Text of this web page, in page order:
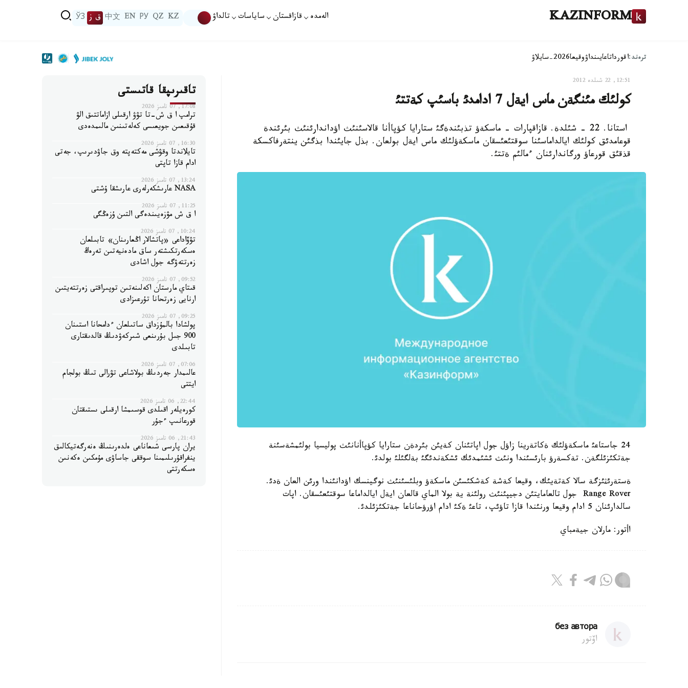
KAZINFORM الەمدە قازاقستان ساياسات تالداۋ KZ
QZ
РУ
EN
中文 ق ز ЎЗ
ترەند:اقورداتاعايىنداۋوقيعا2026-سايلاۋ
12:51, 22 شىلدە 2012
كولئك مئنگةن ماس ايةل 7 ادامدئ باسئپ كةتتئ
استانا. 22 - شئلدة. قازاقپارات - ماسكةؤ تذبئندةگئ ستارايا كؤپاأنا قالاسئنئث اؤداندارئنئث بئرئندة
قوعامدئق كولئك ايالداماسئنا سوقتئعئسقان ماسكةؤلئك ماس ايةل بولعان. بذل جايئندا بذگئن ينتةرفاكسكة
قذقئق قورعاؤ ورگاندارئنان ءمالئم ةتتئ.
24 جاستاعئ ماسكةؤلئك ةكاتةرينا زاؤل جول اپاتئنان كةيئن بئردةن ستارايا كؤپاأنانئث پوليسيا بولئمشةسئنة
جةتكئزئلگةن. تةكسةرؤ بارئسئندا ونئث ئشئمدئك ئشكةندئگئ بةلگئلئ بولدئ.
ةستةرئثئزگة سالا كةتةيئك، وقيعا كةشة كةشكئسئن ماسكةؤ وبلئسئنئث نوگينسك اؤدانئندا ورئن العان ةدئ.
Range Rover جول تالعامايتئن دجيپئنئث رولئنة ية بولا الماي قالعان ايةل ايالداماعا سوقتئعئسقان. اپات
سالدارئنان 5 ادام وقيعا ورنئندا قازا تاؤئپ، تاعئ ةكئ ادام اؤرؤحاناعا جةتكئزئلدئ.
اأتور: مارلان جيةمباي
без автора
اۆتور
تاقىرىپقا قاتىستى
17:08, 07 تامىز 2026
ترامپ ا ق ش-تا تۋۋ ارقىلى ازاماتتىق الۋ
قۇقىعىن جويعىسى كەلەتىنىن مالىمدەدى
16:30, 07 تامىز 2026
تايلاندتا وقۋشى مەكتەپتە وق جاۋدىرىپ، جەتى
ادام قازا تاپتى
13:24, 07 تامىز 2026
NASA عارىشكەرلەرى عارىشقا ۇشتى
11:25, 07 تامىز 2026
ا ق ش مۋزەيىندەگى التىن ۇزەڭگى
10:24, 07 تامىز 2026
تۋۆاداعى «پاتشالار اڭعارىنان» تابىلعان
ەسكەرتكىشتەر ساق مادەنيەتىن تەرەڭ
زەرتتەۋگە جول اشادى
09:52, 07 تامىز 2026
قىتاي مارستان اكەلىنەتىن توپىراقتى زەرتتەيتىن
ارنايى زەرتحانا تۇرعىزادى
09:25, 07 تامىز 2026
پولشادا بالمۇزداق ساتىلعان ءدامحانا استىنان
900 جىل بۇرىنعى شىركەۋدىڭ قالدىقتارى
تابىلدى
07:06, 07 تامىز 2026
عالىمدار جەردىڭ بولاشاعى تۋرالى تىڭ بولجام
ايتتى
22:44, 06 تامىز 2026
كورەيلەر اقىلدى قوسىمشا ارقىلى ىستىقتان
قورعانىپ ءجۇر
21:43, 06 تامىز 2026
يران پارسى شىعاناعى ەلدەرىنىڭ ەنەرگەتيكالىق
ينفراقۇرىلىمىنا سوققى جاساۋى مۇمكىن ەكەنىن
ەسكەرتتى